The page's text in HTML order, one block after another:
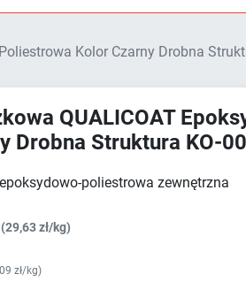
Kolor Czarny Drobna
QUALICOAT
Drobna Struktura KO-
poliestrowa zewnętrzna
(29,63 zł/kg)
zł/kg)